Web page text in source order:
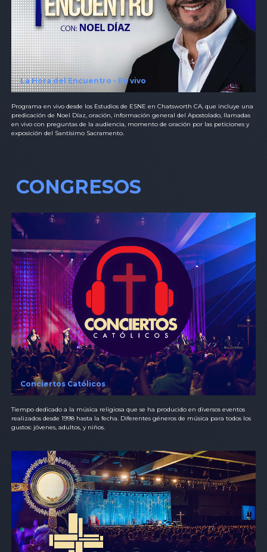
La Hora del Encuentro - En vivo
Programa en vivo desde los Estudios de ESNE en Chatsworth CA, que incluye una
predicación de Noel Díaz, oración, información general del Apostolado, llamadas
en vivo con preguntas de la audiencia, momento de oración por las peticiones y
exposición del Santísimo Sacramento.
CONGRESOS
Conciertos Católicos
Tiempo dedicado a la música religiosa que se ha producido en diversos eventos
realizados desde 1998 hasta la fecha. Diferentes géneros de música para todos los
gustos: jóvenes, adultos, y niños.